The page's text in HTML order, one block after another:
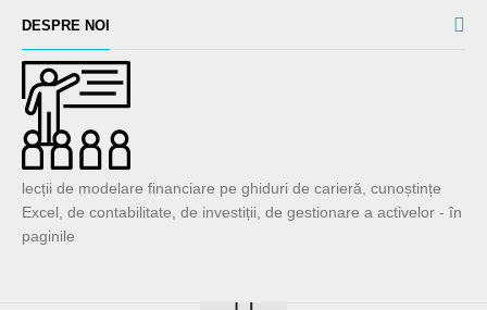
DESPRE NOI
lecții de modelare financiare pe ghiduri de carieră, cunoștințe
Excel, de contabilitate, de investiții, de gestionare a activelor - în
paginile